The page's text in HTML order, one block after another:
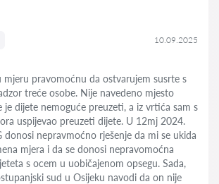
10.09.2025
mjeru pravomoćnu da ostvarujem susrte s
treće osobe. Nije navedeno mjesto
je dijete nemoguće preuzeti, a iz vrtića sam s
uspijevao preuzeti dijete. U 12mj 2024.
donosi nepravmoćno rješenje da mi se ukida
mjera i da se donosi nepravomoćna
s ocem u uobičajenom opsegu. Sada,
sud u Osijeku navodi da on nije